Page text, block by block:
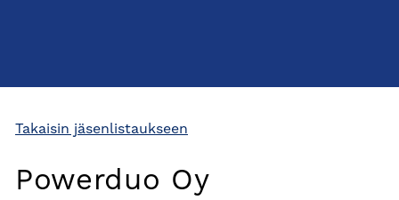
Takaisin jäsenlistaukseen
Powerduo Oy